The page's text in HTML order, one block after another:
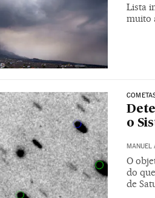
Lista
muito
o
MANUEL
O
do
de